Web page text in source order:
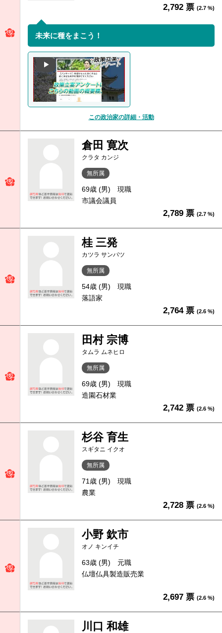
2,792 票 (2.7 %)
未来に種をまこう！
この政治家の詳細・活動
倉田 寛次
クラタ カンジ
無所属
69歳 (男)
現職
市議会議員
2,789 票 (2.7 %)
桂 三発
カツラ サンパツ
無所属
54歳 (男)
現職
落語家
2,764 票 (2.6 %)
田村 宗博
タムラ ムネヒロ
無所属
69歳 (男)
現職
造園石材業
2,742 票 (2.6 %)
杉谷 育生
スギタニ イクオ
無所属
71歳 (男)
現職
農業
2,728 票 (2.6 %)
小野 欽市
オノ キンイチ
63歳 (男)
元職
仏壇仏具製造販売業
2,697 票 (2.6 %)
川口 和雄